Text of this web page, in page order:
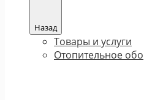
Назад
Товары и услуги
Отопительное